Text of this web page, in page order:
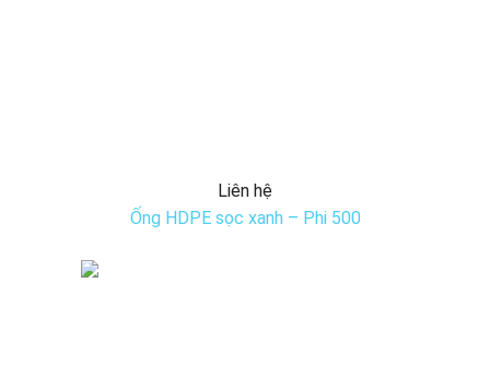
Liên hệ
Ống HDPE sọc xanh – Phi 500